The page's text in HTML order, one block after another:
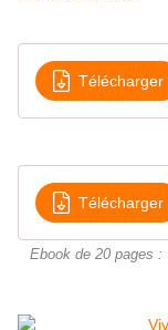
Télécharger
Télécharger
Ebook de 20 pages